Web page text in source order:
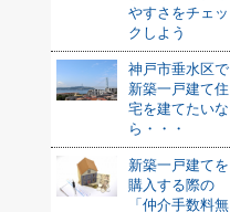
やすさをチェッ
クしよう
神戸市垂水区で
新築一戸建て住
宅を建てたいな
ら・・・
新築一戸建てを
購入する際の
「仲介手数料無